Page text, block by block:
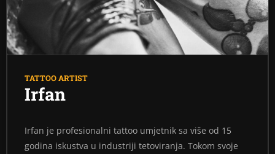
TATTOO ARTIST
Irfan
Irfan je profesionalni tattoo umjetnik sa više od 15
godina iskustva u industriji tetoviranja. Tokom svoje